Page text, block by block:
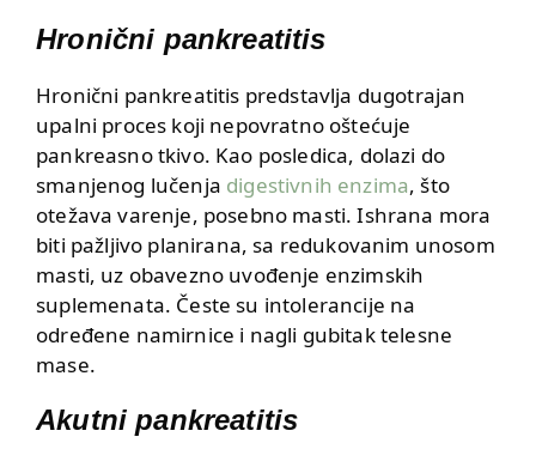
Hronični pankreatitis
Hronični pankreatitis predstavlja dugotrajan
upalni proces koji nepovratno oštećuje
pankreasno tkivo. Kao posledica, dolazi do
smanjenog lučenja digestivnih enzima, što
otežava varenje, posebno masti. Ishrana mora
biti pažljivo planirana, sa redukovanim unosom
masti, uz obavezno uvođenje enzimskih
suplemenata. Česte su intolerancije na
određene namirnice i nagli gubitak telesne
mase.
Akutni pankreatitis